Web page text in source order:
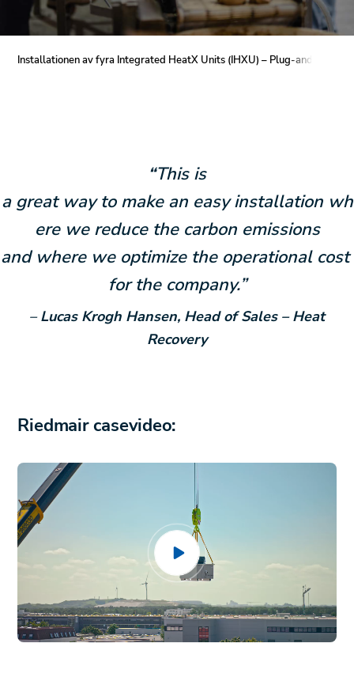
Installationen av fyra Integrated HeatX Units (IHXU) – Plug-and-play
“This is
a great way to make an easy installation wh
ere we reduce the carbon emissions
and where we optimize the operational cost
for the company.”
–Lucas Krogh Hansen, Head of Sales – Heat
Recovery
Riedmair casevideo: